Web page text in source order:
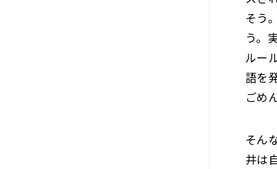
そう
う。
ルー
語を
ごめ
そん
井は